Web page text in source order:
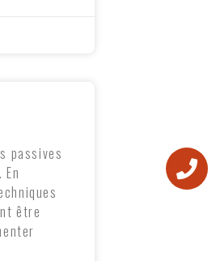
passives
être